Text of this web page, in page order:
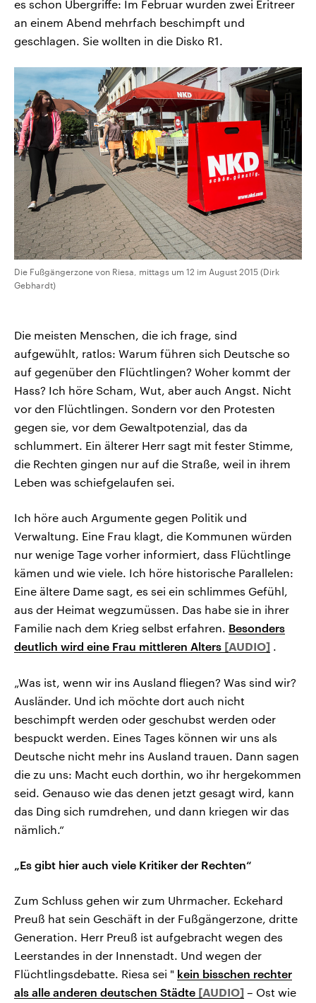
es schon Übergriffe: Im Februar wurden zwei Eritreer
an einem Abend mehrfach beschimpft und
geschlagen. Sie wollten in die Disko R1.
Die Fußgängerzone von Riesa, mittags um 12 im August 2015 (Dirk
Gebhardt)
Die meisten Menschen, die ich frage, sind
aufgewühlt, ratlos: Warum führen sich Deutsche so
auf gegenüber den Flüchtlingen? Woher kommt der
Hass? Ich höre Scham, Wut, aber auch Angst. Nicht
vor den Flüchtlingen. Sondern vor den Protesten
gegen sie, vor dem Gewaltpotenzial, das da
schlummert. Ein älterer Herr sagt mit fester Stimme,
die Rechten gingen nur auf die Straße, weil in ihrem
Leben was schiefgelaufen sei.
Ich höre auch Argumente gegen Politik und
Verwaltung. Eine Frau klagt, die Kommunen würden
nur wenige Tage vorher informiert, dass Flüchtlinge
kämen und wie viele. Ich höre historische Parallelen:
Eine ältere Dame sagt, es sei ein schlimmes Gefühl,
aus der Heimat wegzumüssen. Das habe sie in ihrer
Familie nach dem Krieg selbst erfahren. Besonders
deutlich wird eine Frau mittleren Alters
.
„Was ist, wenn wir ins Ausland fliegen? Was sind wir?
Ausländer. Und ich möchte dort auch nicht
beschimpft werden oder geschubst werden oder
bespuckt werden. Eines Tages können wir uns als
Deutsche nicht mehr ins Ausland trauen. Dann sagen
die zu uns: Macht euch dorthin, wo ihr hergekommen
seid. Genauso wie das denen jetzt gesagt wird, kann
das Ding sich rumdrehen, und dann kriegen wir das
nämlich.“
„Es gibt hier auch viele Kritiker der Rechten“
Zum Schluss gehen wir zum Uhrmacher. Eckehard
Preuß hat sein Geschäft in der Fußgängerzone, dritte
Generation. Herr Preuß ist aufgebracht wegen des
Leerstandes in der Innenstadt. Und wegen der
Flüchtlingsdebatte. Riesa sei " kein bisschen rechter
als alle anderen deutschen Städte
– Ost wie